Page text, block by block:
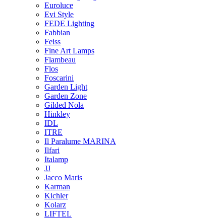
Euroluce
Evi Style
FEDE Lighting
Fabbian
Feiss
Fine Art Lamps
Flambeau
Flos
Foscarini
Garden Light
Garden Zone
Gilded Nola
Hinkley
IDL
ITRE
Il Paralume MARINA
Ilfari
Italamp
JJ
Jacco Maris
Karman
Kichler
Kolarz
LIFTEL